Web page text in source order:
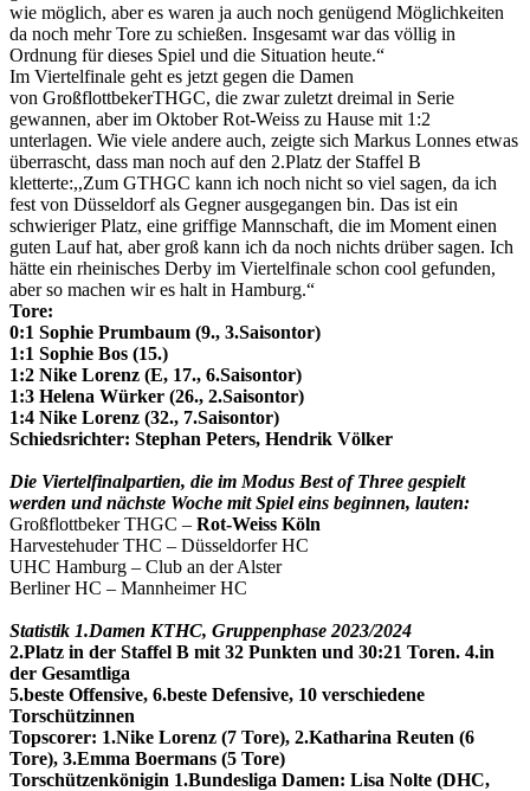
wie möglich, aber es waren ja auch noch genügend Möglichkeiten
da noch mehr Tore zu schießen. Insgesamt war das völlig in
Ordnung für dieses Spiel und die Situation heute.“
Im Viertelfinale geht es jetzt gegen die Damen
von GroßflottbekerTHGC, die zwar zuletzt dreimal in Serie
gewannen, aber im Oktober Rot-Weiss zu Hause mit 1:2
unterlagen. Wie viele andere auch, zeigte sich Markus Lonnes etwas
überrascht, dass man noch auf den 2.Platz der Staffel B
kletterte:,,Zum GTHGC kann ich noch nicht so viel sagen, da ich
fest von Düsseldorf als Gegner ausgegangen bin. Das ist ein
schwieriger Platz, eine griffige Mannschaft, die im Moment einen
guten Lauf hat, aber groß kann ich da noch nichts drüber sagen. Ich
hätte ein rheinisches Derby im Viertelfinale schon cool gefunden,
aber so machen wir es halt in Hamburg.“
Tore:
0:1 Sophie Prumbaum (9., 3.Saisontor)
1:1 Sophie Bos (15.)
1:2 Nike Lorenz (E, 17., 6.Saisontor)
1:3 Helena Würker (26., 2.Saisontor)
1:4 Nike Lorenz (32., 7.Saisontor)
Schiedsrichter: Stephan Peters, Hendrik Völker
Die Viertelfinalpartien, die im Modus Best of Three gespielt
werden und nächste Woche mit Spiel eins beginnen, lauten:
Großflottbeker THGC – Rot-Weiss Köln
Harvestehuder THC – Düsseldorfer HC
UHC Hamburg – Club an der Alster
Berliner HC – Mannheimer HC
Statistik 1.Damen KTHC, Gruppenphase 2023/2024
2.Platz in der Staffel B mit 32 Punkten und 30:21 Toren. 4.in
der Gesamtliga
5.beste Offensive, 6.beste Defensive, 10 verschiedene
Torschützinnen
Topscorer: 1.Nike Lorenz (7 Tore), 2.Katharina Reuten (6
Tore), 3.Emma Boermans (5 Tore)
Torschützenkönigin 1.Bundesliga Damen: Lisa Nolte (DHC,